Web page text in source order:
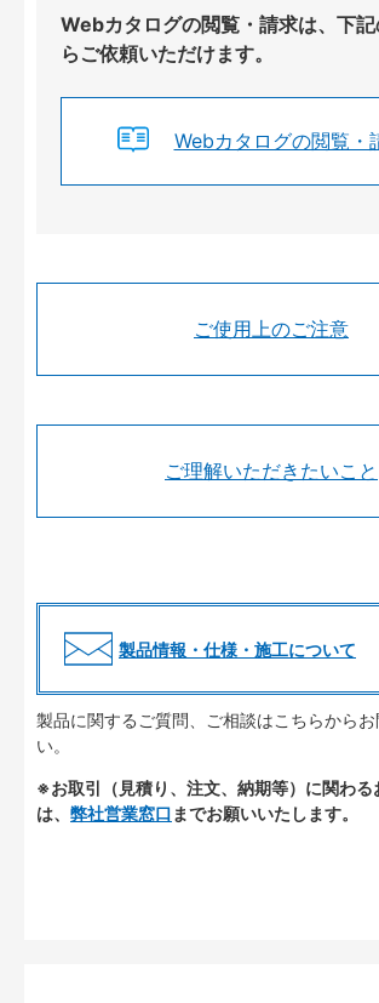
Webカタログの閲覧・請求は、下
らご依頼いただけます。
Webカタログの閲覧・
ご使用上のご注意
ご理解いただきたいこと
製品情報・仕様・施工について
製品に関するご質問、ご相談はこちらからお
い。
※お取引（見積り、注文、納期等）に関わる
は、 弊社営業窓口 までお願いいたします。